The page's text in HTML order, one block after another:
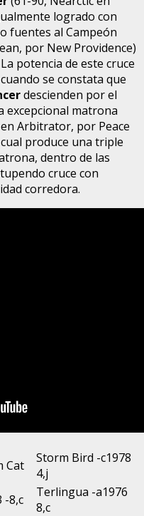
logrado con
fuentes al Campeón
por New Providence)
potencia de este cruce
se constata que
descienden por el
excepcional matrona
Arbitrator, por Peace
produce una triple
dentro de las
cruce con
corredora.
Cat
Storm Bird -c1978
4,j
-8,c
Terlingua -a1976
8,c